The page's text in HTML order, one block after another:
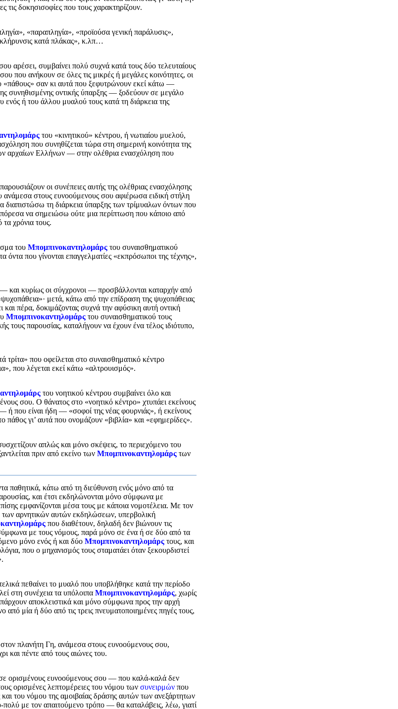
δοκησισοφίες που τους χαρακτηρίζουν.
«παραπληγία», «προϊούσα γενική παράλυσις»,
κατά πλάκας», κ.λπ…
αρέσει, συμβαίνει πολύ συχνά κατά τους δύο τελευταίους
που ανήκουν σε όλες τις μικρές ή μεγάλες κοινότητες, οι
«πάθους» σαν κι αυτά που ξεφυτρώνουν εκεί κάτω —
συνηθισμένης οντικής ύπαρξης — ξοδεύουν σε μεγάλο
ενός ή του άλλου μυαλού τους κατά τη διάρκεια της
του «κινητικού» κέντρου, ή νωτιαίου μυελού,
που συνηθίζεται τώρα στη σημερινή κοινότητα της
αρχαίων Ελλήνων — στην ολέθρια ενασχόληση που
οι συνέπειες αυτής της ολέθριας ενασχόλησης
ανάμεσα στους ευνοούμενους σου αφιέρωσα ειδική στήλη
διαπιστώσω τη διάρκεια ύπαρξης των τρίμυαλων όντων που
να σημειώσω ούτε μια περίπτωση που κάποιο από
χρόνια τους.
του Μπομπινοκαντηλομάρς του συναισθηματικού
όντα που γίνονται επαγγελματίες «εκπρόσωποι της τέχνης»,
— και κυρίως οι σύγχρονοι — προσβάλλονται καταρχήν από
μετά, κάτω από την επίδραση της ψυχοπάθειας
και πέρα, δοκιμάζοντας συχνά την αφύσικη αυτή οντική
Μπομπινοκαντηλομάρς του συναισθηματικού τους
τους παρουσίας, καταλήγουν να έχουν ένα τέλος ιδιότυπο,
τρίτα» που οφείλεται στο συναισθηματικό κέντρο
που λέγεται εκεί κάτω «αλτρουισμός».
του νοητικού κέντρου συμβαίνει όλο και
σου. Ο θάνατος στο «νοητικό κέντρο» χτυπάει εκείνους
που είναι ήδη — «σοφοί της νέας φουρνιάς», ή εκείνους
πάθος γι’ αυτά που ονομάζουν «βιβλία» και «εφημερίδες».
απλώς και μόνο σκέψεις, το περιεχόμενο του
πριν από εκείνο των Μπομπινοκαντηλομάρς των
παθητικά, κάτω από τη διεύθυνση ενός μόνο από τα
και έτσι εκδηλώνονται μόνο σύμφωνα με
εμφανίζονται μέσα τους με κάποια νομοτέλεια. Με τον
των αρνητικών αυτών εκδηλώσεων, υπερβολική
που διαθέτουν, δηλαδή δεν βιώνουν τις
με τους νόμους, παρά μόνο σε ένα ή σε δύο από τα
μόνο ενός ή και δύο Μπομπινοκαντηλομάρς τους, και
που ο μηχανισμός τους σταματάει όταν ξεκουρδιστεί
πεθαίνει το μυαλό που υποβλήθηκε κατά την περίοδο
στη συνέχεια τα υπόλοιπα Μπομπινοκαντηλομάρς, χωρίς
αποκλειστικά και μόνο σύμφωνα προς την αρχή
μία ή δύο από τις τρεις πνευματοποιημένες πηγές τους,
πλανήτη Γη, ανάμεσα στους ευνοούμενους σου,
και πέντε από τους αιώνες του.
σε ορισμένους ευνοούμενους σου — που καλά-καλά δεν
ορισμένες λεπτομέρειες του νόμου των συνειρμών που
του νόμου της αμοιβαίας δράσης αυτών των ανεξάρτητων
πολύ με τον απαιτούμενο τρόπο — θα καταλάβεις, λέω, γιατί